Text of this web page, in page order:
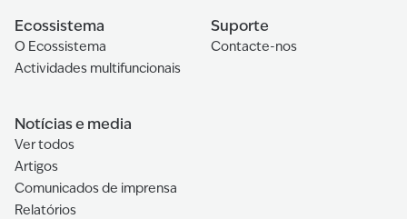
Ecossistema
O Ecossistema
Actividades multifuncionais
Suporte
Contacte-nos
Notícias e media
Ver todos
Artigos
Comunicados de imprensa
Relatórios